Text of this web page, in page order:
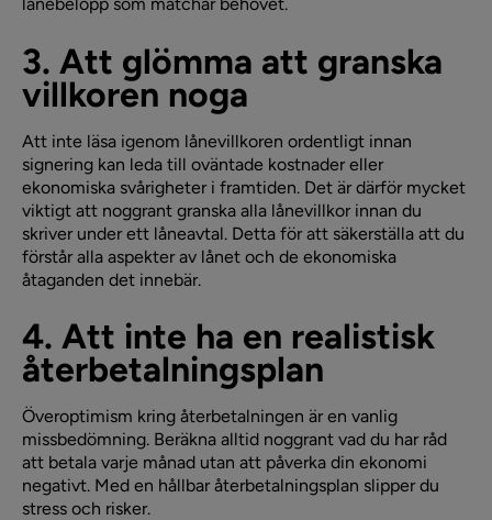
lånebelopp som matchar behovet.
3. Att glömma att granska
villkoren noga
Att inte läsa igenom lånevillkoren ordentligt innan
signering kan leda till oväntade kostnader eller
ekonomiska svårigheter i framtiden. Det är därför mycket
viktigt att noggrant granska alla lånevillkor innan du
skriver under ett låneavtal. Detta för att säkerställa att du
förstår alla aspekter av lånet och de ekonomiska
åtaganden det innebär.
4. Att inte ha en realistisk
återbetalningsplan
Överoptimism kring återbetalningen är en vanlig
missbedömning. Beräkna alltid noggrant vad du har råd
att betala varje månad utan att påverka din ekonomi
negativt. Med en hållbar återbetalningsplan slipper du
stress och risker.